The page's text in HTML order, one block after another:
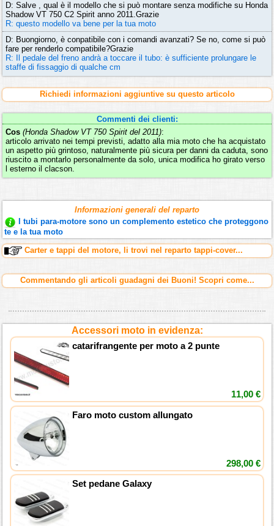
D: Salve , qual è il modello che si può montare senza modifiche su Honda
Shadow VT 750 C2 Spirit anno 2011.Grazie
R: questo modello va bene per la tua moto
D: Buongiorno, è conpatibile con i comandi avanzati? Se no, come si può
fare per renderlo compatibile?Grazie
R: Il pedale del freno andrà a toccare il tubo: è sufficiente prolungare le
staffe di fissaggio di qualche cm
Richiedi informazioni aggiuntive su questo articolo
Commenti dei clienti:
Cos (Honda Shadow VT 750 Spirit del 2011):
articolo arrivato nei tempi previsti, adatto alla mia moto che ha acquistato
un aspetto più grintoso, naturalmente più sicura per danni da caduta, sono
riuscito a montarlo personalmente da solo, unica modifica ho girato verso
l esterno il clacson.
Informazioni generali del reparto
I tubi para-motore sono un complemento estetico che proteggono
te e la tua moto
Carter e tappi del motore, li trovi nel reparto tappi-cover...
Commentando gli articoli guadagni dei Buoni! Scopri come...
Accessori moto in evidenza:
catarifrangente per moto a 2 punte
11,00 €
Faro moto custom allungato
298,00 €
Set pedane Galaxy